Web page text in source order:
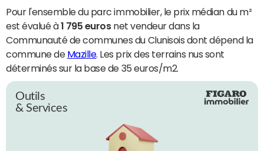
Pour l'ensemble du parc immobilier, le prix médian du m²
est évalué à1 795 eurosnet vendeur dans la
Communauté de communes du Clunisois dont dépend la
commune de Mazille. Les prix des terrains nus sont
déterminés sur la base de 35 euros/m2.
Outils
& Services